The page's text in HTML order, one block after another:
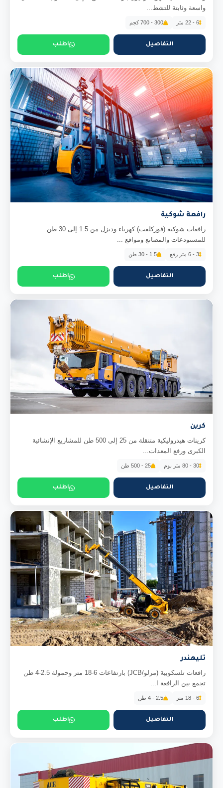
واسعة وثابتة للتشط...
6 - 22 متر 300 - 700 كجم
التفاصيل اطلب
رافعة شوكية
رافعات شوكية (فوركلفت) كهرباء وديزل من 1.5 إلى 30 طن
للمستودعات والمصانع ومواقع ...
3 - 6 متر رفع 1.5 - 30 طن
التفاصيل اطلب
كرين
كرينات هيدروليكية متنقلة من 25 إلى 500 طن للمشاريع الإنشائية
الكبرى ورفع المعدات...
30 - 80 متر بوم 25 - 500 طن
التفاصيل اطلب
تليهندر
رافعات تلسكوبية (مرلو/JCB) بارتفاعات 6-18 متر وحمولة 2.5-4 طن
تجمع بين الرافعة ا...
6 - 18 متر 2.5 - 4 طن
التفاصيل اطلب